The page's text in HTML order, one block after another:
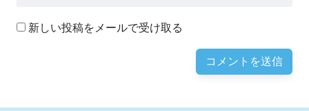
新しい投稿をメールで受け取る